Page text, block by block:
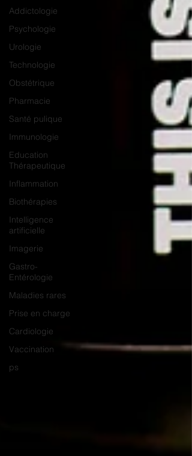
Addictologie
Psychologie
Urologie
Technologie
Obstétrique
Pharmacie
Santé pulique
Immunologie
Education
Thérapeutique
Inflammation
Biothérapies
Intelligence
artificielle
Imagerie
Gastro-
Entérologie
Maladies rares
Prise en charge
Cardiologie
Vaccination
ps